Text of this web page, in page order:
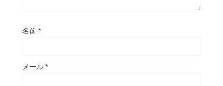
名前 *
メール *